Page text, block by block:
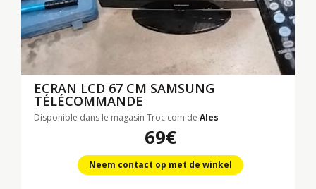
ECRAN LCD 67 CM SAMSUNG
TÉLÉCOMMANDE
Disponible dans le magasin Troc.com de Ales
69€
Neem contact op met de winkel